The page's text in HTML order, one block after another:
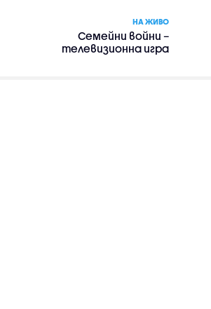
НА ЖИВО
Семейни войни –
телевизионна игра